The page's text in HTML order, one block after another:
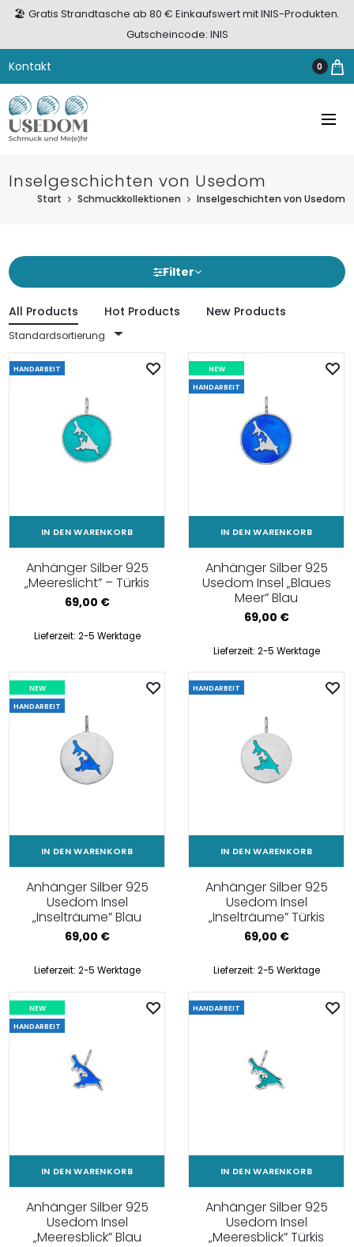
🏖️ Gratis Strandtasche ab 80 € Einkaufswert mit INIS-Produkten.
Gutscheincode: INIS
Kontakt 0
Inselgeschichten von Usedom
Start Schmuckkollektionen Inselgeschichten von Usedom
Filter
All Products Hot Products New Products
Standardsortierung
HANDARBEIT
IN DEN WARENKORB
Anhänger Silber 925
„Meereslicht” – Türkis
69,00 €
Lieferzeit: 2-5 Werktage
NEW
HANDARBEIT
IN DEN WARENKORB
Anhänger Silber 925
Usedom Insel „Blaues
Meer” Blau
69,00 €
Lieferzeit: 2-5 Werktage
NEW
HANDARBEIT
IN DEN WARENKORB
Anhänger Silber 925
Usedom Insel
„Inselträume” Blau
69,00 €
Lieferzeit: 2-5 Werktage
HANDARBEIT
IN DEN WARENKORB
Anhänger Silber 925
Usedom Insel
„Inselträume” Türkis
69,00 €
Lieferzeit: 2-5 Werktage
NEW
HANDARBEIT
IN DEN WARENKORB
Anhänger Silber 925
Usedom Insel
„Meeresblick” Blau
HANDARBEIT
IN DEN WARENKORB
Anhänger Silber 925
Usedom Insel
„Meeresblick” Türkis